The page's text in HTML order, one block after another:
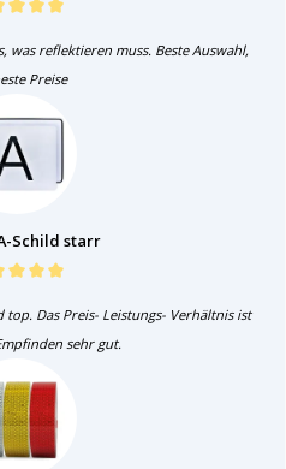
was reflektieren muss. Beste Auswahl,
Preise
Schild starr
Das Preis- Leistungs- Verhältnis ist
sehr gut.